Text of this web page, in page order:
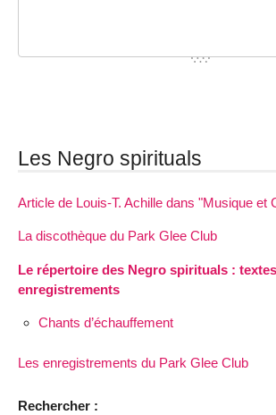
Les Negro spirituals
Article de Louis-T. Achille dans "Musique et
La discothèque du Park Glee Club
Le répertoire des Negro spirituals :
enregistrements
Chants d’échauffement
Les enregistrements du Park Glee Club
Rechercher :